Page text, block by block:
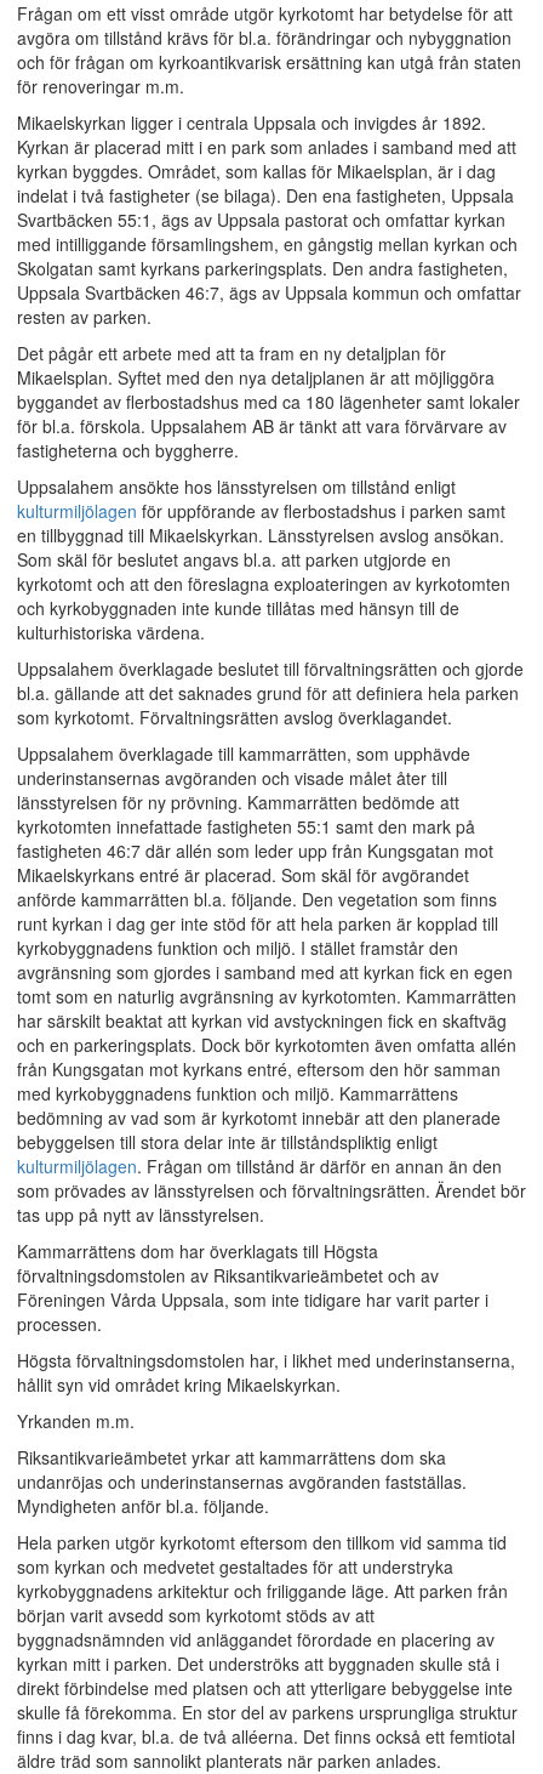
Frågan om ett visst område utgör kyrkotomt har betydelse för att
avgöra om tillstånd krävs för bl.a. förändringar och nybyggnation
och för frågan om kyrkoantikvarisk ersättning kan utgå från staten
för renoveringar m.m.
Mikaelskyrkan ligger i centrala Uppsala och invigdes år 1892.
Kyrkan är placerad mitt i en park som anlades i samband med att
kyrkan byggdes. Området, som kallas för Mikaelsplan, är i dag
indelat i två fastigheter (se bilaga). Den ena fastigheten, Uppsala
Svartbäcken 55:1, ägs av Uppsala pastorat och omfattar kyrkan
med intilliggande församlingshem, en gångstig mellan kyrkan och
Skolgatan samt kyrkans parkeringsplats. Den andra fastigheten,
Uppsala Svartbäcken 46:7, ägs av Uppsala kommun och omfattar
resten av parken.
Det pågår ett arbete med att ta fram en ny detaljplan för
Mikaelsplan. Syftet med den nya detaljplanen är att möjliggöra
byggandet av flerbostadshus med ca 180 lägenheter samt lokaler
för bl.a. förskola. Uppsalahem AB är tänkt att vara förvärvare av
fastigheterna och byggherre.
Uppsalahem ansökte hos länsstyrelsen om tillstånd enligt
kulturmiljölagen för uppförande av flerbostadshus i parken samt
en tillbyggnad till Mikaelskyrkan. Länsstyrelsen avslog ansökan.
Som skäl för beslutet angavs bl.a. att parken utgjorde en
kyrkotomt och att den föreslagna exploateringen av kyrkotomten
och kyrkobyggnaden inte kunde tillåtas med hänsyn till de
kulturhistoriska värdena.
Uppsalahem överklagade beslutet till förvaltningsrätten och gjorde
bl.a. gällande att det saknades grund för att definiera hela parken
som kyrkotomt. Förvaltningsrätten avslog överklagandet.
Uppsalahem överklagade till kammarrätten, som upphävde
underinstansernas avgöranden och visade målet åter till
länsstyrelsen för ny prövning. Kammarrätten bedömde att
kyrkotomten innefattade fastigheten 55:1 samt den mark på
fastigheten 46:7 där allén som leder upp från Kungsgatan mot
Mikaelskyrkans entré är placerad. Som skäl för avgörandet
anförde kammarrätten bl.a. följande. Den vegetation som finns
runt kyrkan i dag ger inte stöd för att hela parken är kopplad till
kyrkobyggnadens funktion och miljö. I stället framstår den
avgränsning som gjordes i samband med att kyrkan fick en egen
tomt som en naturlig avgränsning av kyrkotomten. Kammarrätten
har särskilt beaktat att kyrkan vid avstyckningen fick en skaftväg
och en parkeringsplats. Dock bör kyrkotomten även omfatta allén
från Kungsgatan mot kyrkans entré, eftersom den hör samman
med kyrkobyggnadens funktion och miljö. Kammarrättens
bedömning av vad som är kyrkotomt innebär att den planerade
bebyggelsen till stora delar inte är tillståndspliktig enligt
kulturmiljölagen. Frågan om tillstånd är därför en annan än den
som prövades av länsstyrelsen och förvaltningsrätten. Ärendet bör
tas upp på nytt av länsstyrelsen.
Kammarrättens dom har överklagats till Högsta
förvaltningsdomstolen av Riksantikvarieämbetet och av
Föreningen Vårda Uppsala, som inte tidigare har varit parter i
processen.
Högsta förvaltningsdomstolen har, i likhet med underinstanserna,
hållit syn vid området kring Mikaelskyrkan.
Yrkanden m.m.
Riksantikvarieämbetet yrkar att kammarrättens dom ska
undanröjas och underinstansernas avgöranden fastställas.
Myndigheten anför bl.a. följande.
Hela parken utgör kyrkotomt eftersom den tillkom vid samma tid
som kyrkan och medvetet gestaltades för att understryka
kyrkobyggnadens arkitektur och friliggande läge. Att parken från
början varit avsedd som kyrkotomt stöds av att
byggnadsnämnden vid anläggandet förordade en placering av
kyrkan mitt i parken. Det underströks att byggnaden skulle stå i
direkt förbindelse med platsen och att ytterligare bebyggelse inte
skulle få förekomma. En stor del av parkens ursprungliga struktur
finns i dag kvar, bl.a. de två alléerna. Det finns också ett femtiotal
äldre träd som sannolikt planterats när parken anlades.